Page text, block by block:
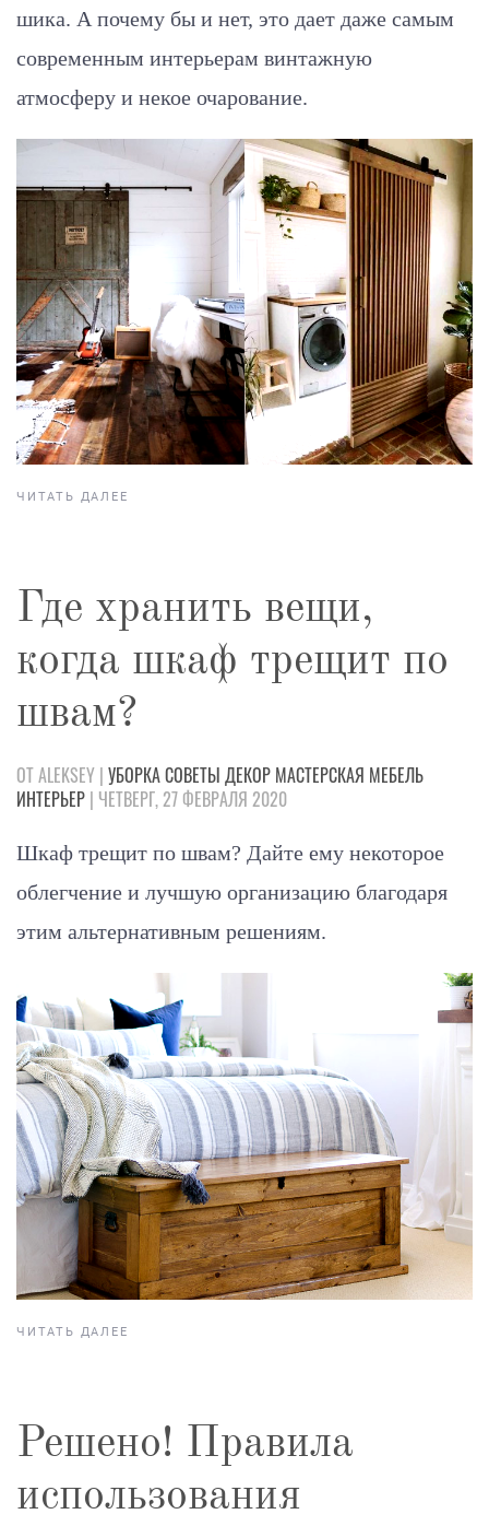
шика. А почему бы и нет, это дает даже самым
современным интерьерам винтажную
атмосферу и некое очарование.
ЧИТАТЬ ДАЛЕЕ
Где хранить вещи,
когда шкаф трещит по
швам?
ОТ ALEKSEY | УБОРКАСОВЕТЫ ДЕКОР МАСТЕРСКАЯ МЕБЕЛЬ
ИНТЕРЬЕР | ЧЕТВЕРГ, 27 ФЕВРАЛЯ 2020
Шкаф трещит по швам? Дайте ему некоторое
облегчение и лучшую организацию благодаря
этим альтернативным решениям.
ЧИТАТЬ ДАЛЕЕ
Решено! Правила
использования